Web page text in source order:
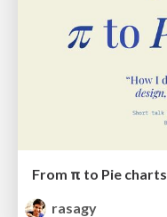
From π to Pie charts
rasagy